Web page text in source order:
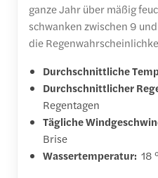
ganze Jahr über mäßig
schwanken zwischen 9
die
Durchschnittliche
Durchschnittlicher
Regentagen
Tägliche
Brise
Wassertemperatur: 18